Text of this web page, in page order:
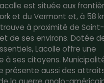
est située aux
et du Vermont et, à 58
à proximité de Saint-
de ses environs. Dotée
Lacolle offre une
à ses citoyens.
présente aussi des